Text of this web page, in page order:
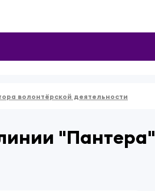
волонтёрской деятельности
"Пантера"